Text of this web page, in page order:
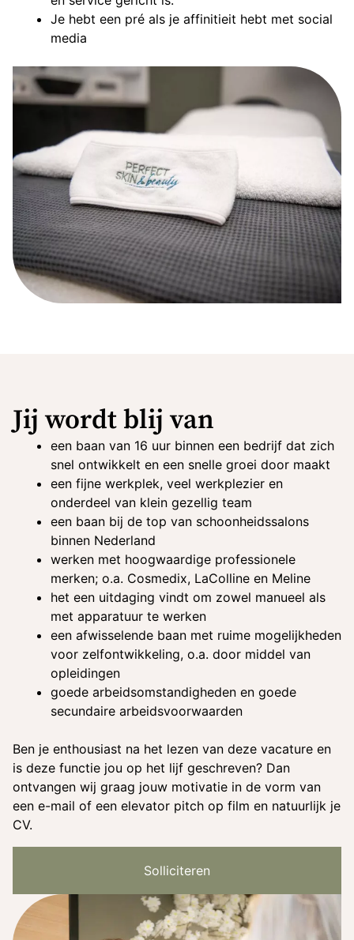
Je hebt een pré als je affinitieit hebt met social
media
Jij wordt blij van
een baan van 16 uur binnen een bedrijf dat zich
snel ontwikkelt en een snelle groei door maakt
een fijne werkplek, veel werkplezier en
onderdeel van klein gezellig team
een baan bij de top van schoonheidssalons
binnen Nederland
werken met hoogwaardige professionele
merken; o.a. Cosmedix, LaColline en Meline
het een uitdaging vindt om zowel manueel als
met apparatuur te werken
een afwisselende baan met ruime mogelijkheden
voor zelfontwikkeling, o.a. door middel van
opleidingen
goede arbeidsomstandigheden en goede
secundaire arbeidsvoorwaarden
Ben je enthousiast na het lezen van deze vacature en
is deze functie jou op het lijf geschreven? Dan
ontvangen wij graag jouw motivatie in de vorm van
een e-mail of een elevator pitch op film en natuurlijk je
CV.
Solliciteren